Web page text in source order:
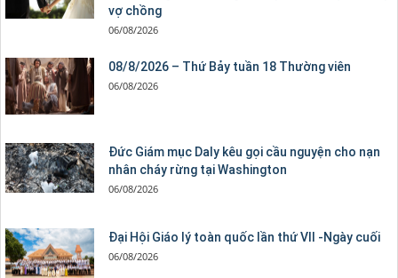
vợ chồng
06/08/2026
08/8/2026 – Thứ Bảy tuần 18 Thường viên
06/08/2026
Đức Giám mục Daly kêu gọi cầu nguyện cho nạn
nhân cháy rừng tại Washington
06/08/2026
Đại Hội Giáo lý toàn quốc lần thứ VII -Ngày cuối
06/08/2026